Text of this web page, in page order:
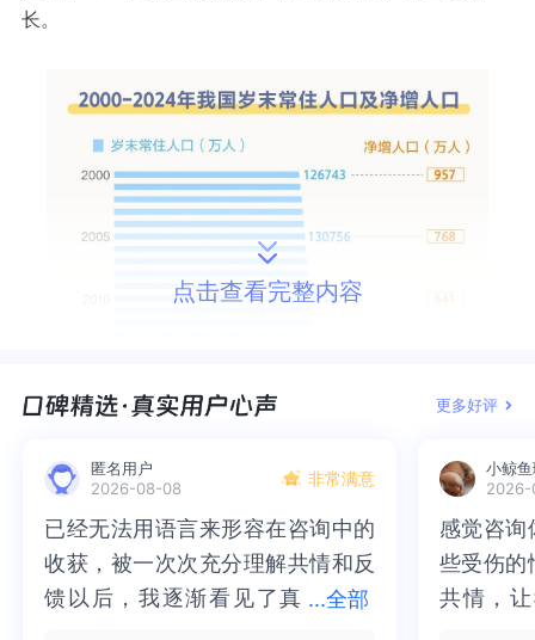
长。
即便政府不断出台各种促生政策，降低生育成本，为育龄
点击查看完整内容
更多好评
匿名用户
2026-08-08
非常满意
...全部
已经无法用语言来形容在咨询中的
收获，被一次次充分理解共情和反
馈以后，我逐渐看见了真
已经无法用语言来形容在咨询中的
收获，被一次次充分理解共情和反
馈以后，我逐渐看见了真实的那
小鲸
感觉咨询
些受伤的
共情，
感觉咨询
些受伤的
共情，让